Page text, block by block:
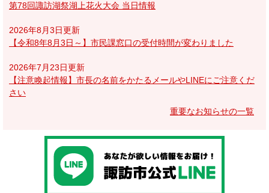
第78回諏訪湖祭湖上花火大会 当日情報
2026年8月3日更新
【令和8年8月3日～】市民課窓口の受付時間が変わりました
2026年7月23日更新
【注意喚起情報】市長の名前をかたるメールやLINEにご注意くだ
さい
重要なお知らせの一覧